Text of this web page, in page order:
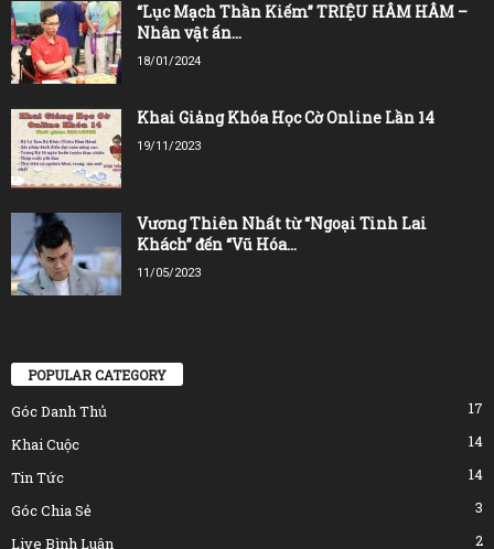
“Lục Mạch Thần Kiếm” TRIỆU HÂM HÂM –
Nhân vật ấn...
18/01/2024
Khai Giảng Khóa Học Cờ Online Lần 14
19/11/2023
Vương Thiên Nhất từ “Ngoại Tinh Lai
Khách” đến “Vũ Hóa...
11/05/2023
POPULAR CATEGORY
Góc Danh Thủ
17
Khai Cuộc
14
Tin Tức
14
Góc Chia Sẻ
3
Live Bình Luận
2